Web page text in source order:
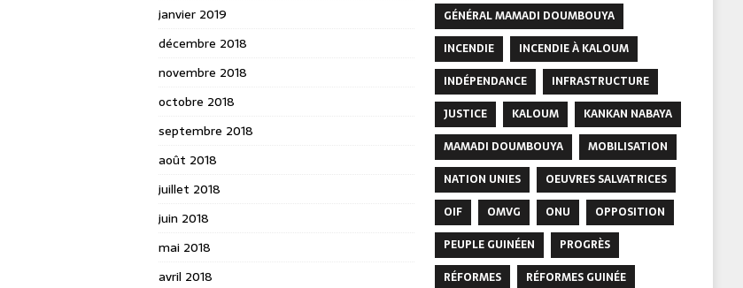
janvier 2019
décembre 2018
novembre 2018
octobre 2018
septembre 2018
août 2018
juillet 2018
juin 2018
mai 2018
avril 2018
GÉNÉRAL MAMADI DOUMBOUYA
INCENDIE
INCENDIE À KALOUM
INDÉPENDANCE
INFRASTRUCTURE
JUSTICE
KALOUM
KANKAN NABAYA
MAMADI DOUMBOUYA
MOBILISATION
NATION UNIES
OEUVRES SALVATRICES
OIF
OMVG ONU
OPPOSITION
PEUPLE GUINÉEN
PROGRÈS
RÉFORMES
RÉFORMES GUINÉE